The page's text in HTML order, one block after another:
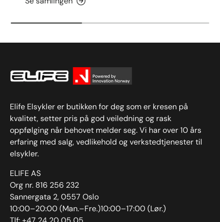
Elife Elsykler er butikken for deg som er kresen på
kvalitet, setter pris på god veiledning og rask
oppfølging når behovet melder seg. Vi har over 10 års
erfaring med salg, vedlikehold og verkstedtjenester til
elsykler.
ELIFE AS
Org nr. 816 256 232
Sannergata 2, 0557 Oslo
10:00–20:00 (Man.–Fre.)10:00–17:00 (Lør.)